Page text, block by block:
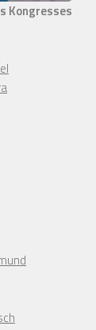
Kongresses